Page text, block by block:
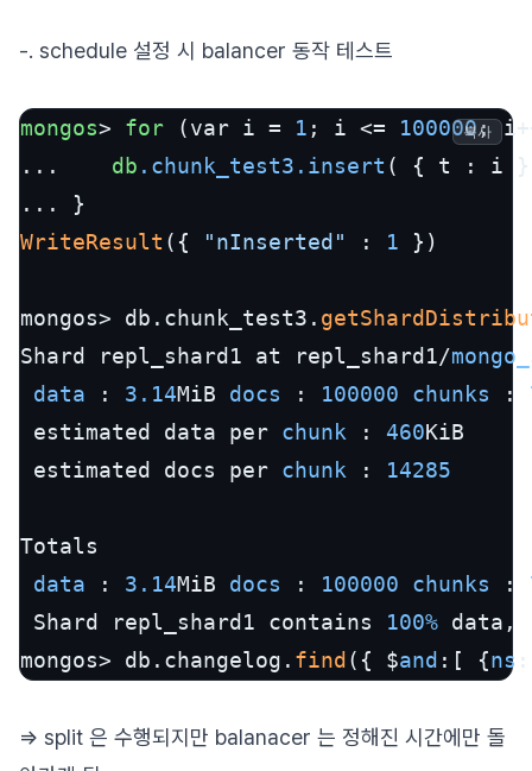
-. schedule 설정 시 balancer 동작 테스트
mongos> for (var i = 1 ; i <= 100000;
... db .chunk_test3 .insert ( { t : i
WriteResult ({ "nInserted" : 1 })
mongos> db.chunk_test3.
Shard repl_shard1 at repl_shard1/
data
: 3.14MiB docs : 100000 chunks :
estimated data per chunk : 460KiB
estimated docs per chunk : 14285
Totals
data
: 3.14MiB docs : 100000 chunks :
Shard repl_shard1 contains 100% data,
mongos> db.changelog. find ({ $and :[ {ns :
복사
=> split 은 수행되지만 balanacer 는 정해진 시간에만 돌